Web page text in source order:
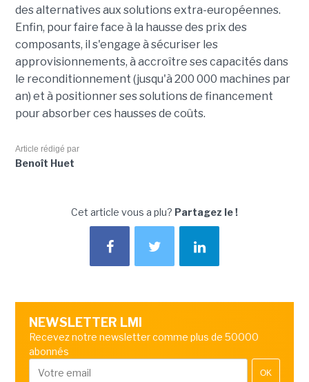
des alternatives aux solutions extra-européennes.
Enfin, pour faire face à la hausse des prix des
composants, il s'engage à sécuriser les
approvisionnements, à accroître ses capacités dans
le reconditionnement (jusqu'à 200 000 machines par
an) et à positionner ses solutions de financement
pour absorber ces hausses de coûts.
Article rédigé par
Benoît Huet
Cet article vous a plu? Partagez le !
NEWSLETTER LMI
Recevez notre newsletter comme plus de 50000
abonnés
OK